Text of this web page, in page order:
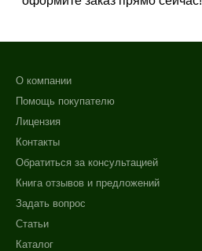
О компании
Помощь покупателю
Лицензия
Контакты
Обратиться за консультацией
Книга отзывов и предложений
Задать вопрос
Статьи
Каталог